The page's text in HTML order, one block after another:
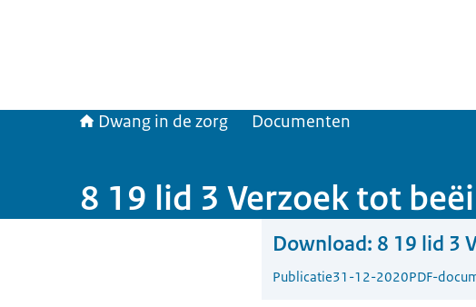
Dwang in de zorg Documenten
8 19 lid 3 Verzoek tot
Download: 8 19 lid 3
Publicatie31-12-2020PDF-